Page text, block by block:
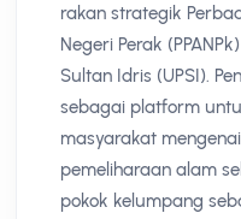
rakan strategik
Negeri Perak
Sultan Idris (UPSI).
sebagai platform
masyarakat
pemeliharaan alam
pokok kelumpang